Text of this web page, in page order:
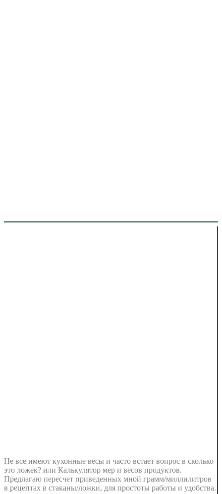
Не все имеют кухонные весы и часто встает вопрос в сколько
это ложек? или Калькулятор мер и весов продуктов.
Предлагаю пересчет приведенных мной грамм/миллилитров
в рецептах в стаканы/ложки, для простоты работы и удобства.